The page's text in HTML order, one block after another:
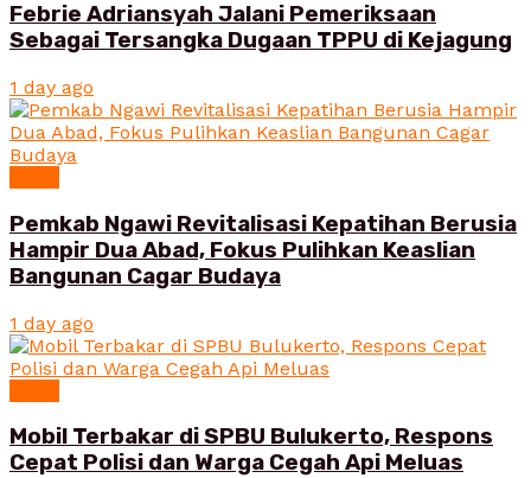
Febrie Adriansyah Jalani Pemeriksaan
Sebagai Tersangka Dugaan TPPU di Kejagung
1 day ago
Pemkab Ngawi Revitalisasi Kepatihan Berusia
Hampir Dua Abad, Fokus Pulihkan Keaslian
Bangunan Cagar Budaya
1 day ago
Mobil Terbakar di SPBU Bulukerto, Respons
Cepat Polisi dan Warga Cegah Api Meluas